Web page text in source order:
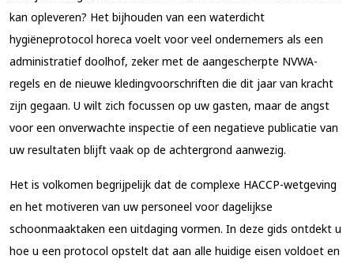
kan opleveren? Het bijhouden van een waterdicht
hygiëneprotocol horeca voelt voor veel ondernemers als een
administratief doolhof, zeker met de aangescherpte NVWA-
regels en de nieuwe kledingvoorschriften die dit jaar van kracht
zijn gegaan. U wilt zich focussen op uw gasten, maar de angst
voor een onverwachte inspectie of een negatieve publicatie van
uw resultaten blijft vaak op de achtergrond aanwezig.
Het is volkomen begrijpelijk dat de complexe HACCP-wetgeving
en het motiveren van uw personeel voor dagelijkse
schoonmaaktaken een uitdaging vormen. In deze gids ontdekt u
hoe u een protocol opstelt dat aan alle huidige eisen voldoet en